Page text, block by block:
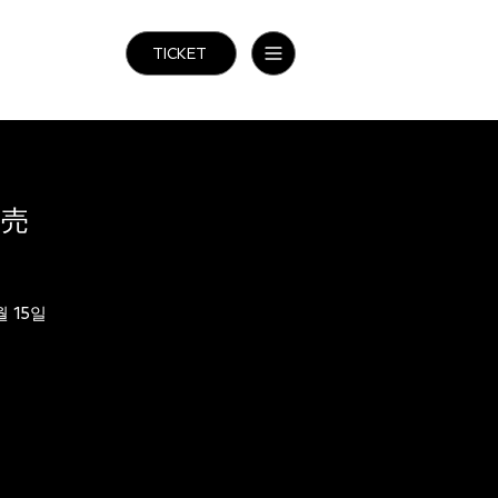
TICKET
15일